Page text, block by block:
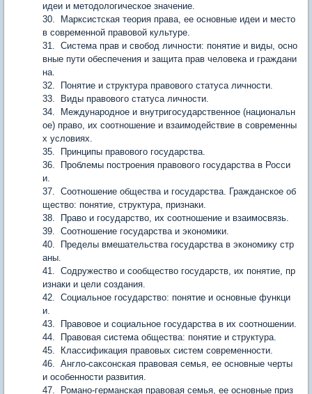
идеи и методологическое значение.
30. Марксистская теория права, ее основные идеи и место
в современной правовой культуре.
31. Система прав и свобод личности: понятие и виды, осно
вные пути обеспечения и защита прав человека и граждани
на.
32. Понятие и структура правового статуса личности.
33. Виды правового статуса личности.
34. Международное и внутригосударственное (национальн
ое) право, их соотношение и взаимодействие в современны
х условиях.
35. Принципы правового государства.
36. Проблемы построения правового государства в Росси
и.
37. Соотношение общества и государства. Гражданское об
щество: понятие, структура, признаки.
38. Право и государство, их соотношение и взаимосвязь.
39. Соотношение государства и экономики.
40. Пределы вмешательства государства в экономику стр
аны.
41. Содружество и сообщество государств, их понятие, пр
изнаки и цели создания.
42. Социальное государство: понятие и основные функци
и.
43. Правовое и социальное государства в их соотношении.
44. Правовая система общества: понятие и структура.
45. Классификация правовых систем современности.
46. Англо-саксонская правовая семья, ее основные черты
и особенности развития.
47. Романо-германская правовая семья, ее основные приз